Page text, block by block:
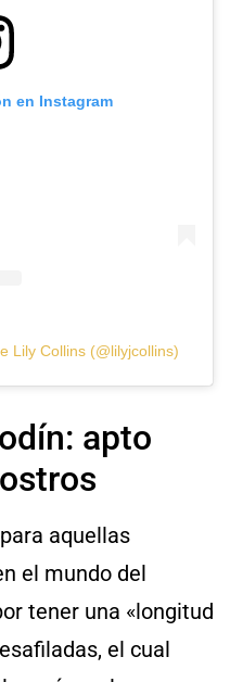
en Instagram
Lily Collins (@lilyjcollins)
apto
aquellas
el mundo del
tener una «longitud
el cual